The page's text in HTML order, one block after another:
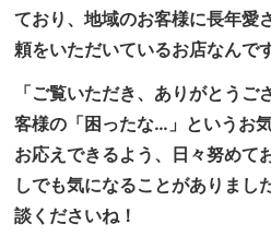
ており、地域のお客様に長年愛
頼をいただいているお店なんです
「ご覧いただき、ありがとう
客様の「困ったな…」というお
お応えできるよう、日々努めて
しでも気になることがありまし
談くださいね！